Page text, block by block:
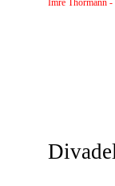
Imre Thormann -